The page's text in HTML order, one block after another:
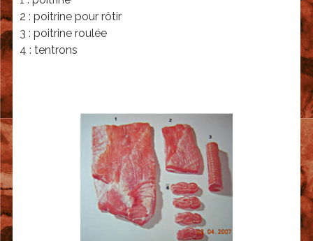
no
m
n
a
o
n
e
e
m
2 : poitrine pour rôtir
3 : poitrine roulée
4 : tentrons